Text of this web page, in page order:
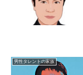
男性タレントの家族